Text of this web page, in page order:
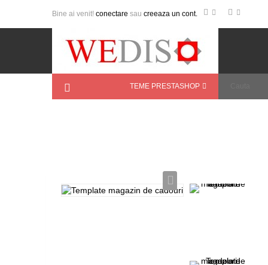
Bine ai venit! conectare sau creeaza un cont.
TEME PRESTASHOP